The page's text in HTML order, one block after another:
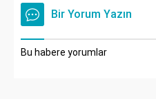
Bir Yorum Yazın
Bu habere yorumlar